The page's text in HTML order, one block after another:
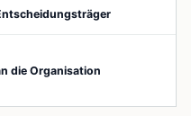
die Organisation